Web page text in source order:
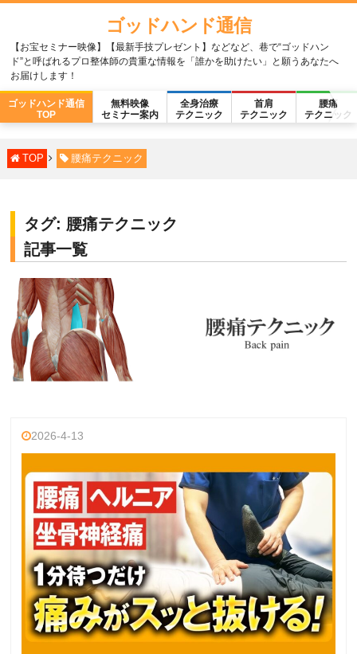
ゴッドハンド通信
【お宝セミナー映像】【最新手技プレゼント】などなど、巷で“ゴッドハン
ド”と呼ばれるプロ整体師の貴重な情報を「誰かを助けたい」と願うあなたへ
お届けします！
ゴッドハンド通信
TOP
無料映像
セミナー案内
全身治療
テクニック
首肩
テクニック
腰痛
テクニック
TOP 腰痛テクニック
タグ: 腰痛テクニック
記事一覧
2026-4-13